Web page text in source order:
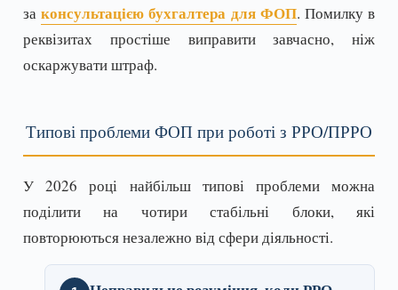
законсультацією бухгалтера для ФОП. Помилку в
реквізитах простіше виправити завчасно, ніж
оскаржувати штраф.
Типові проблеми ФОП при роботі з РРО/ПРРО
У 2026 році найбільш типові проблеми можна
поділити на чотири стабільні блоки, які
повторюються незалежно від сфери діяльності.